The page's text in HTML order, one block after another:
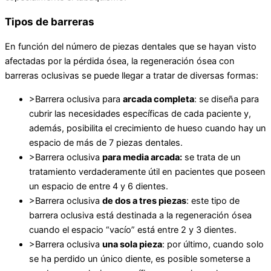
Tipos de barreras
En función del número de piezas dentales que se hayan visto
afectadas por la pérdida ósea, la regeneración ósea con
barreras oclusivas se puede llegar a tratar de diversas formas:
>Barrera oclusiva para arcada completa: se diseña para
cubrir las necesidades específicas de cada paciente y,
además, posibilita el crecimiento de hueso cuando hay un
espacio de más de 7 piezas dentales.
>Barrera oclusiva para media arcada: se trata de un
tratamiento verdaderamente útil en pacientes que poseen
un espacio de entre 4 y 6 dientes.
>Barrera oclusiva de dos a tres piezas: este tipo de
barrera oclusiva está destinada a la regeneración ósea
cuando el espacio “vacío” está entre 2 y 3 dientes.
>Barrera oclusiva una sola pieza: por último, cuando solo
se ha perdido un único diente, es posible someterse a